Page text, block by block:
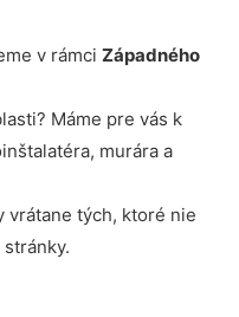
v rámci Západného
Máme pre vás k
murára a
vrátane tých, ktoré nie